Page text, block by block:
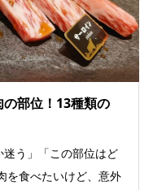
の部位！13種類の
迷う」「この部位はど
を食べたいけど、意外